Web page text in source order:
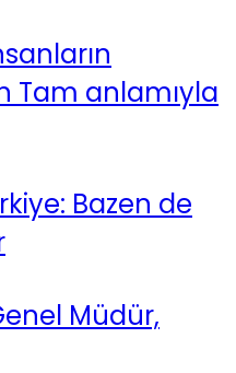
Tam anlamıyla
Bazen de
Müdür,